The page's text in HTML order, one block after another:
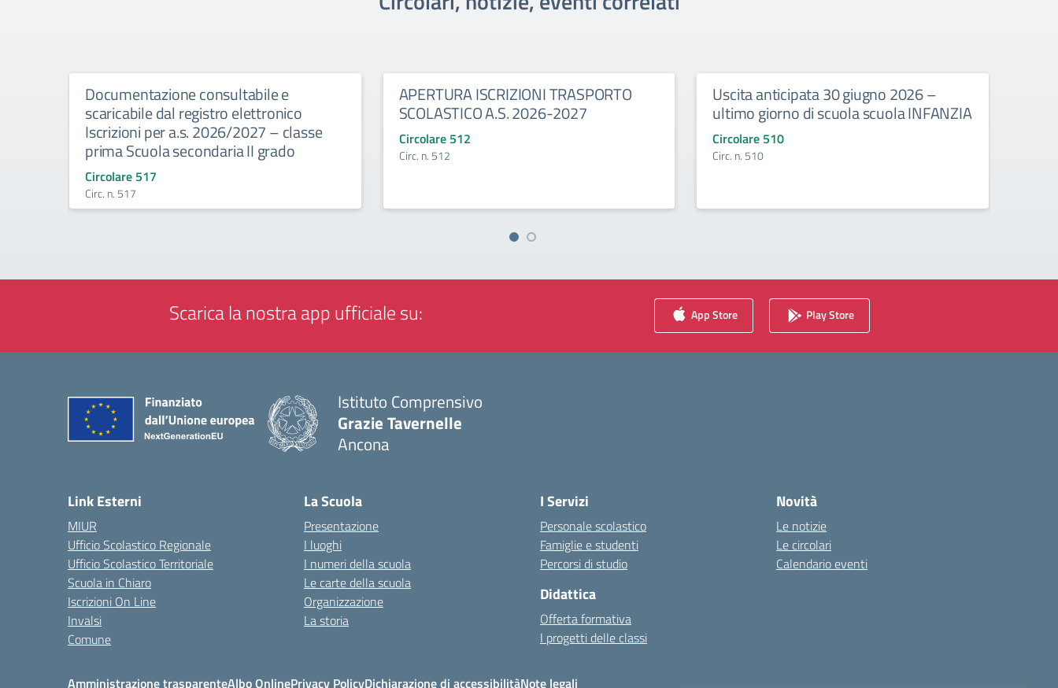
Documentazione consultabile e
scaricabile dal registro elettronico
Iscrizioni per a.s. 2026/2027 – classe
prima Scuola secondaria II grado
Circolare 517
Circ. n. 517
APERTURA ISCRIZIONI TRASPORTO
SCOLASTICO A.S. 2026-2027
Circolare 512
Circ. n. 512
Uscita anticipata 30 giugno 2026 –
ultimo giorno di scuola scuola INFANZIA
Circolare 510
Circ. n. 510
Scarica la nostra app ufficiale su: App Store Play Store
Istituto Comprensivo
Grazie Tavernelle
Ancona
Link Esterni
MIUR
Ufficio Scolastico Regionale
Ufficio Scolastico Territoriale
Scuola in Chiaro
Iscrizioni On Line
Invalsi
Comune
La Scuola
Presentazione
I luoghi
I numeri della scuola
Le carte della scuola
Organizzazione
La storia
I Servizi
Personale scolastico
Famiglie e studenti
Percorsi di studio
Didattica
Offerta formativa
I progetti delle classi
Novità
Le notizie
Le circolari
Calendario eventi
Amministrazione trasparenteAlbo OnlinePrivacy PolicyDichiarazione di accessibilitàNote legali